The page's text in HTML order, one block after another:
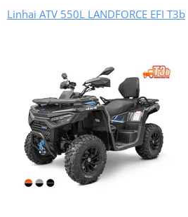
Linhai ATV 550L LANDFORCE EFI T3b